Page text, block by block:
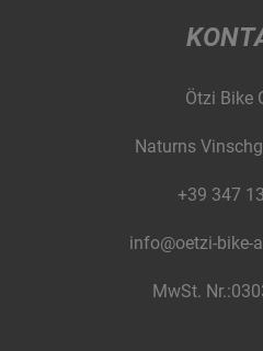
Ötzi Bike
Naturns
+39 347
info@oetzi-bike-
MwSt.